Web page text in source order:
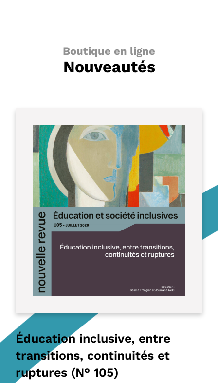
Boutique en ligne
Nouveautés
Éducation inclusive, entre
transitions, continuités et
ruptures (N° 105)